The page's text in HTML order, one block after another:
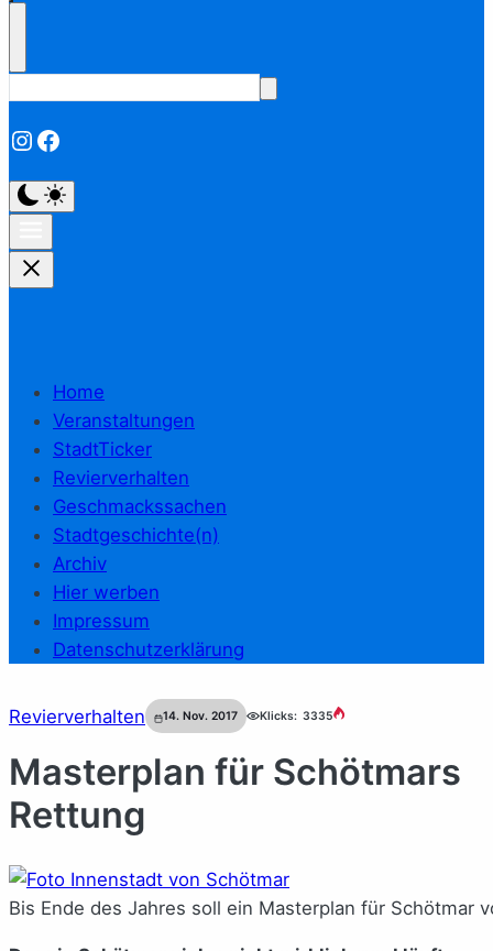
Instagram
Facebook
Home
Veranstaltungen
StadtTicker
Revierverhalten
Geschmackssachen
Stadtgeschichte(n)
Archiv
Hier werben
Impressum
Datenschutzerklärung
Revierverhalten 14. Nov. 2017 Klicks: 3335
Masterplan für Schötmars
Rettung
Bis Ende des Jahres soll ein Masterplan für Schötmar